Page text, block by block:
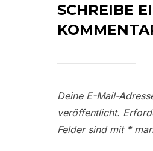
SCHREIBE
Deine E-Mail-
veröffentlicht.
Felder sind mit *